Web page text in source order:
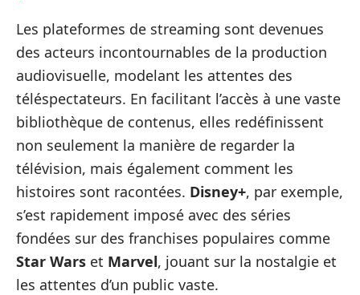
Les plateformes de streaming sont devenues
des acteurs incontournables de la production
audiovisuelle, modelant les attentes des
téléspectateurs. En facilitant l’accès à une vaste
bibliothèque de contenus, elles redéfinissent
non seulement la manière de regarder la
télévision, mais également comment les
histoires sont racontées. Disney+, par exemple,
s’est rapidement imposé avec des séries
fondées sur des franchises populaires comme
Star Wars et Marvel, jouant sur la nostalgie et
les attentes d’un public vaste.